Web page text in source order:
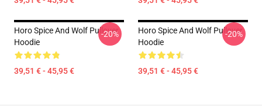
Horo Spice And Wolf Pullover
Hoodie
39,51 € - 45,95 €
-20%
Horo Spice And Wolf Pullover
Hoodie
39,51 € - 45,95 €
-20%